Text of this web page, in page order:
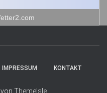
IMPRESSUM KONTAKT
ThemeIsle